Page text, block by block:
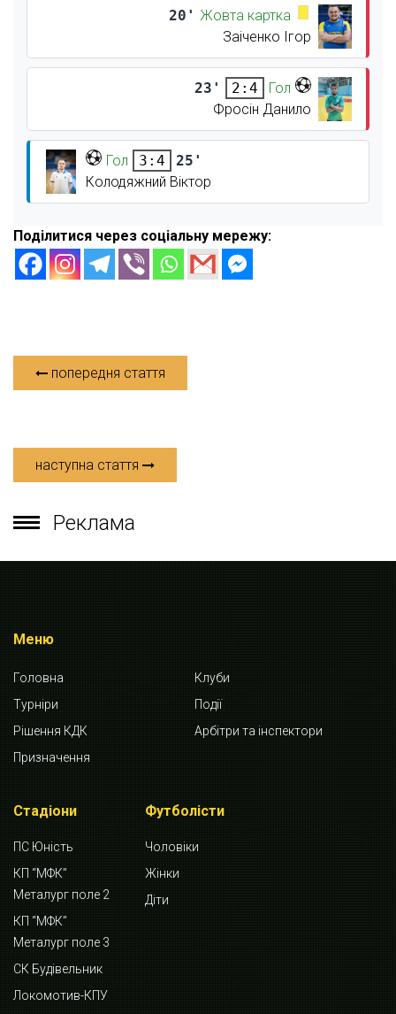
20' Жовта картка
Заіченко Ігор
23' 2:4
Гол
Фросін Данило
Гол 3:4
25'
Колодяжний Віктор
Поділитися через соціальну мережу:
попередня стаття
наступна стаття
Реклама
Меню
Головна
Клуби
Турніри
Події
Рішення КДК
Арбітри та інспектори
Призначення
Стадіони
ПС Юність
КП “МФК”
Металург поле 2
КП “МФК”
Металург поле 3
СК Будівельник
Локомотив-КПУ
Футболісти
Чоловіки
Жінки
Діти